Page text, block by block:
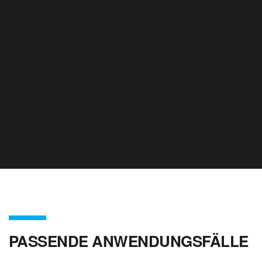
PASSENDE ANWENDUNGSFÄLLE